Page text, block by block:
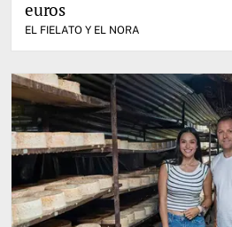
euros
EL FIELATO Y EL NORA